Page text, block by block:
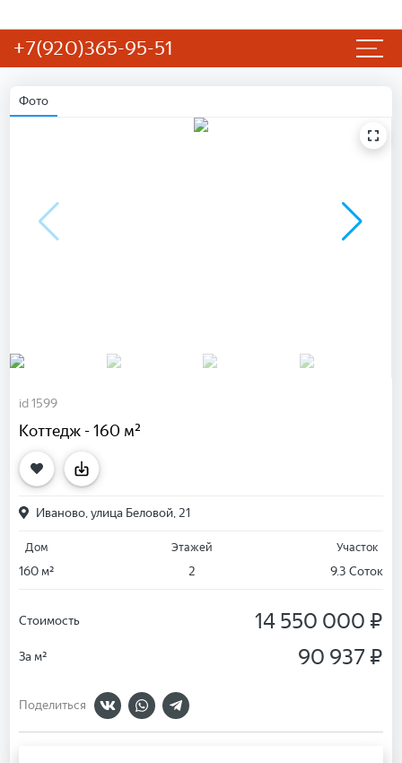
+7(920)365-95-51
Фото
id 1599
Коттедж - 160 м²
Иваново, улица Беловой, 21
Дом
160 м²
Этажей
2
Участок
9.3 Соток
Стоимость 14 550 000 ₽
За м² 90 937 ₽
Поделиться